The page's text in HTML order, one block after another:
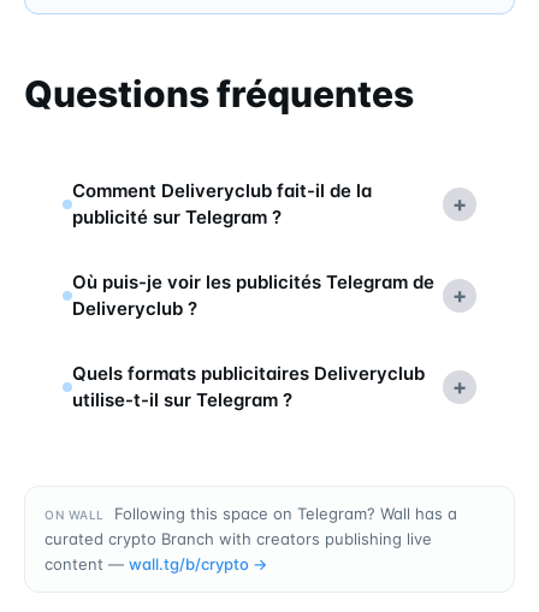
Questions fréquentes
Comment Deliveryclub fait-il de la
publicité sur Telegram ?
+
Où puis-je voir les publicités Telegram de
Deliveryclub ?
+
Quels formats publicitaires Deliveryclub
utilise-t-il sur Telegram ?
+
ON WALL
Following this space on Telegram? Wall has a
curated crypto Branch with creators publishing live
content — wall.tg/b/crypto →